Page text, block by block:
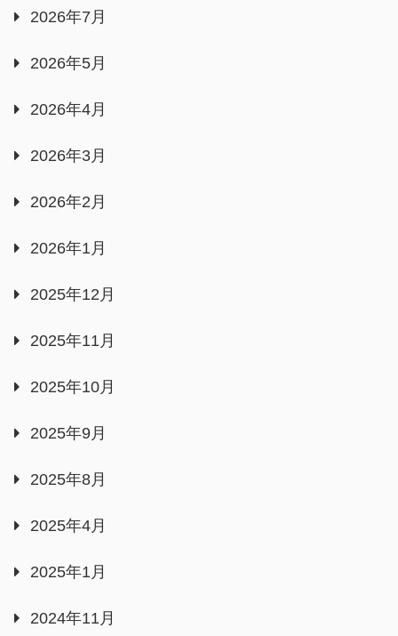
2026年7月
2026年5月
2026年4月
2026年3月
2026年2月
2026年1月
2025年12月
2025年11月
2025年10月
2025年9月
2025年8月
2025年4月
2025年1月
2024年11月